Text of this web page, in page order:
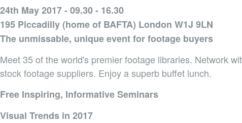
24th May 2017 - 09.30 - 16.30
195 Piccadilly (home of BAFTA) London W1J 9LN
The unmissable, unique event for footage buyers
Meet 35 of the world's premier footage libraries. Network
stock footage suppliers. Enjoy a superb buffet lunch.
Free Inspiring, Informative Seminars
Visual Trends in 2017